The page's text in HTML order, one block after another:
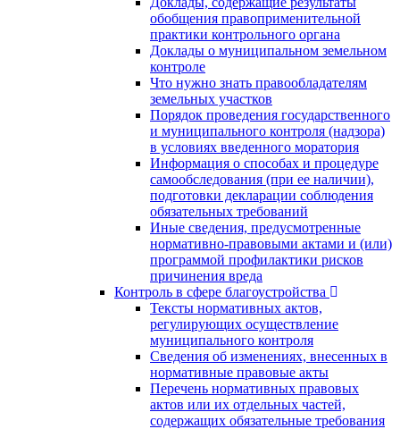
обобщения правоприменительной
практики контрольного органа
Доклады о муниципальном земельном
контроле
Что нужно знать правообладателям
земельных участков
Порядок проведения государственного
и муниципального контроля (надзора)
в условиях введенного моратория
Информация о способах и процедуре
самообследования (при ее наличии),
подготовки декларации соблюдения
обязательных требований
Иные сведения, предусмотренные
нормативно-правовыми актами и (или)
программой профилактики рисков
причинения вреда
Контроль в сфере благоустройства
Тексты нормативных актов,
регулирующих осуществление
муниципального контроля
Сведения об изменениях, внесенных в
нормативные правовые акты
Перечень нормативных правовых
актов или их отдельных частей,
содержащих обязательные требования